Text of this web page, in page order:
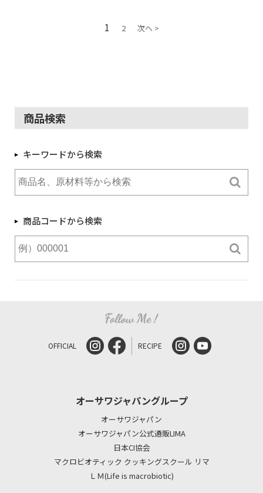
1 2 次へ >
商品検索
キーワードから検索
商品コードから検索
OFFICIAL RECIPE
オーサワジャパングループ
オーサワジャパン
オーサワジャパン公式通販LIMA
日本CI協会
マクロビオティック クッキングスクール リマ
ＬＭ(Life is macrobiotic)